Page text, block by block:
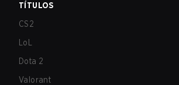
TÍTULOS
CS2
LoL
Dota 2
Valorant